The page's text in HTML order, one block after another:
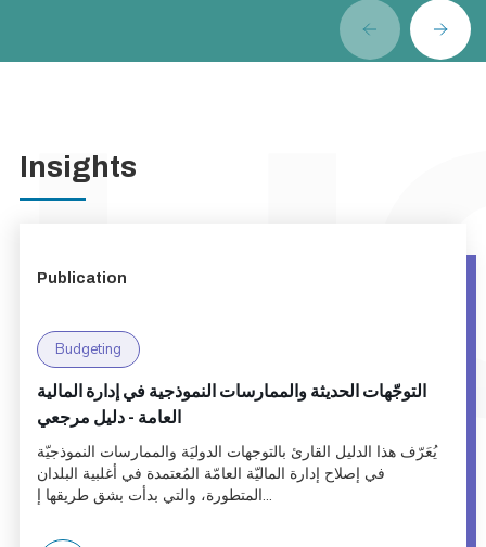
Insights
Publication
Budgeting
التوجّهات الحديثة والممارسات النموذجية في إدارة المالية
العامة - دليل مرجعي
يُعَرّف هذا الدليل القارئ بالتوجهات الدوليَة والممارسات النموذجيّة
في إصلاح إدارة الماليّة العامّة المُعتمدة في أغلبية البلدان
المتطورة، والتي بدأت بشق طريقها إ...